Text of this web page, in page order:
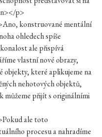
p>
konstruované mentální
ohledech spíše
ale přispívá
vlastní nové obrazy,
objekty, které aplikujeme na
nehotových objektů,
můžeme přijít s originálními
ale toto
procesu a nahradíme